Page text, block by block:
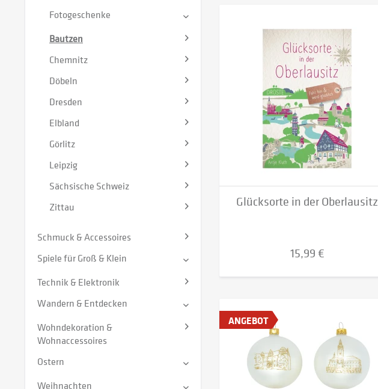
Fotogeschenke
Bautzen
Chemnitz
Döbeln
Dresden
Elbland
Görlitz
Leipzig
Sächsische Schweiz
Zittau
Schmuck & Accessoires
Spiele für Groß & Klein
Technik & Elektronik
Wandern & Entdecken
Wohndekoration &
Wohnaccessoires
Ostern
Weihnachten
Glücksorte in der Oberlausitz
15,99 €
ANGEBOT